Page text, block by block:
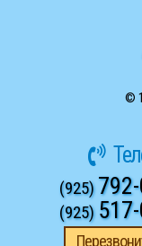
©
(925)
(925)